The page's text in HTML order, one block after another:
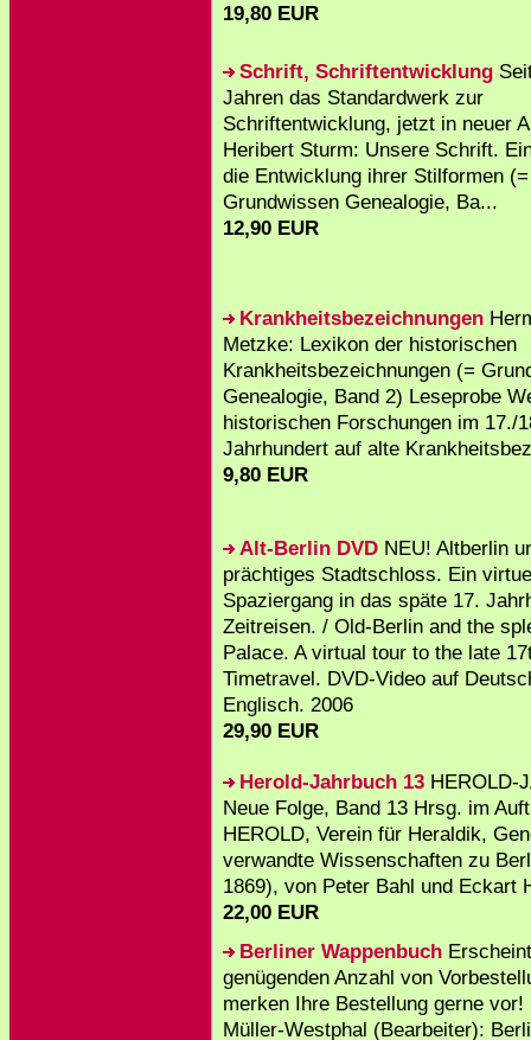
19,80 EUR
Schrift, Schriftentwicklung
Jahren das Standardwerk zur
Schriftentwicklung, jetzt in neuer
Heribert Sturm: Unsere Schrift.
die Entwicklung ihrer Stilformen (=
Grundwissen Genealogie, Ba...
12,90 EUR
Krankheitsbezeichnungen
Metzke: Lexikon der historischen
Krankheitsbezeichnungen (=
Genealogie, Band 2) Leseprobe
historischen Forschungen im 17./
Jahrhundert auf alte
9,80 EUR
Alt-Berlin DVD NEU! Altberlin
prächtiges Stadtschloss. Ein
Spaziergang in das späte 17.
Zeitreisen. / Old-Berlin and the
Palace. A virtual tour to the late
Timetravel. DVD-Video auf
Englisch. 2006
29,90 EUR
Herold-Jahrbuch 13 HEROLD-
Neue Folge, Band 13 Hrsg. im
HEROLD, Verein für Heraldik,
verwandte Wissenschaften zu
1869), von Peter Bahl und Eckart
22,00 EUR
Berliner Wappenbuch
genügenden Anzahl von
merken Ihre Bestellung gerne vor!
Müller-Westphal (Bearbeiter):